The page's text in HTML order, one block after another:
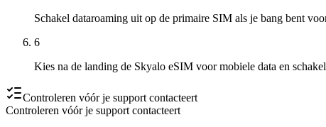
Schakel dataroaming uit op de primaire SIM als je bang bent
6
Kies na de landing de Skyalo eSIM voor mobiele data en
Controleren vóór je support contacteert
Controleren vóór je support contacteert